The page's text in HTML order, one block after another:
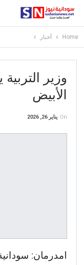
Home أخبار
وزير
الأبيض
On يناير 26, 2026
امدرمان: